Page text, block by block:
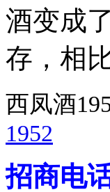
酒变成
存，相
西凤酒
1952
招商电